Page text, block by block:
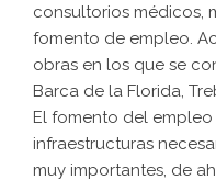
consultorios médicos,
fomento de empleo.
obras en los que se
Barca de la Florida,
El fomento del
infraestructuras
muy importantes, de